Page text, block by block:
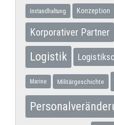
Instandhaltung Konzeption
Korporativer Partner
Logistik
Marine Militärgeschichte